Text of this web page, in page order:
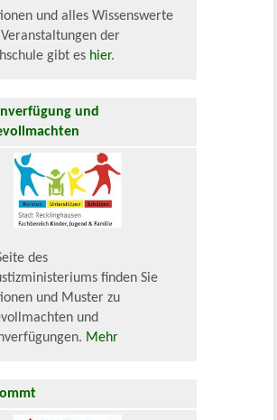
und alles Wissenswerte
der
gibt es hier.
und
des
finden Sie
und Muster zu
und
Mehr